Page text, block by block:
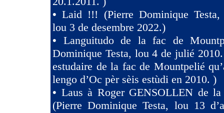
•Laid !!! (Pierre Dominique
lou 3 de desembre 2022.)
• Languitudo de la fac de
Dominique Testa, lou 4 de julié
estudaire de la fac de Mountpelié
lengo d’Oc pèr sèis estùdi en 2010. )
• Laus à Roger GENSOLLEN de la
(Pierre Dominique Testa, lou 13